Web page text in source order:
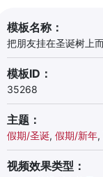
模板名称：
把朋友挂在圣诞树上
模板ID：
35268
主题：
假期/圣诞, 假期/新年,
视频效果类型：